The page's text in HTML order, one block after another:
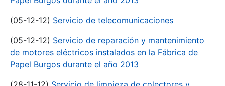
(05-12-12) Servicio de telecomunicaciones
(05-12-12) Servicio de reparación y mantenimiento
de motores eléctricos instalados en la Fábrica de
Papel Burgos durante el año 2013
(28-11-12) Servicio de limpieza de colectores y